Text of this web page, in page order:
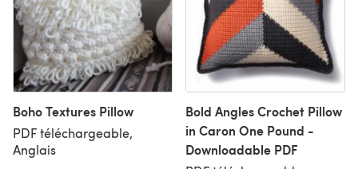
Boho Textures Pillow
PDF téléchargeable,
Anglais
Bold Angles Crochet Pillow
in Caron One Pound -
Downloadable PDF